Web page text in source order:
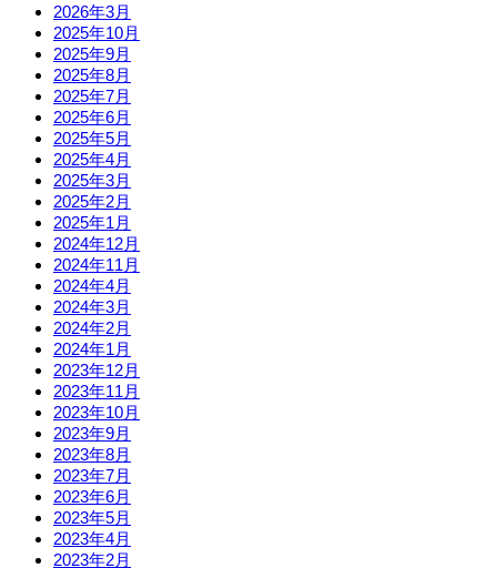
2026年3月
2025年10月
2025年9月
2025年8月
2025年7月
2025年6月
2025年5月
2025年4月
2025年3月
2025年2月
2025年1月
2024年12月
2024年11月
2024年4月
2024年3月
2024年2月
2024年1月
2023年12月
2023年11月
2023年10月
2023年9月
2023年8月
2023年7月
2023年6月
2023年5月
2023年4月
2023年2月